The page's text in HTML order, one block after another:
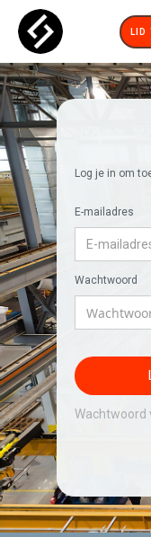
LID
Log je in om
E-mailadres
Wachtwoord
Wachtwoord